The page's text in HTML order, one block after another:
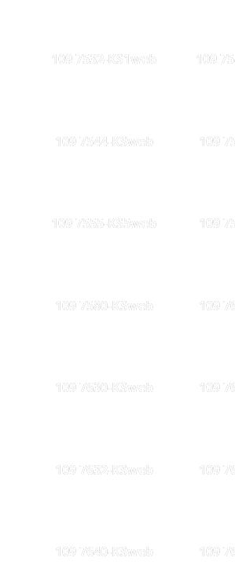
109 7532-KS1web 109
109 7544-KSweb 109
109 7555-KS5web 109
109 7580-KSweb 109
109 7630-KSweb 109
109 7632-KSweb 109
109 7640-KSweb 109